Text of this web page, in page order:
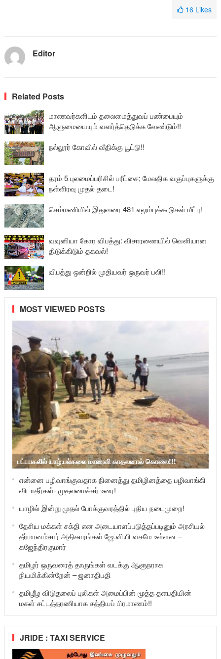
16 Likes
Editor
Related Posts
மாணவர்களிடம் தலைமைத்துவப் பண்பையும்
ஆளுமையையும் வளர்த்தெடுக்க வேண்டும்!!
நல்லூர் கோவில் வீதிக்கு பூட்டு!!
தரம் 5 புலமைப்பரிசில் பரீட்சை; மேலதிக வகுப்புகளுக்கு
நள்ளிரவு முதல் தடை!
செம்மணியில் இதுவரை 481 எலும்புக்கூடுகள் மீட்பு!
வவுனியா கோர விபத்து: விசாரணையில் வௌியான
திடுக்கிடும் தகவல்!
விபத்து ஒன்றில் முதியவர் ஒருவர் பலி!!
MOST VIEWED POSTS
பட்டபகலில் யாழ்.பல்கலை மாணவி காதலனால் கொலை!!!
என்னை பழிவாங்குவதாக நினைத்து தமிழினத்தை பழிவாங்கி
விடாதீர்கள்- முதலமைச்சர் உரை!
யாழில் இன்று முதல் போக்குவரத்தில் புதிய நடைமுறை!
தேசிய மக்கள் சக்தி என அடையாளப்படுத்தப்படினும் அரசியல்
தீர்மானம்சார் அதிகாரங்கள் ஜே.வி.பி வசமே உள்ளன –
கஜேந்திரகுமார்
தமிழர் ஒருவரைத் தாருங்கள் வடக்கு ஆளுநராக
நியமிக்கின்றேன் – ஜனாதிபதி
தமிழீழ விடுதலைப் புலிகள் அமைப்பின் மூத்த தளபதியின்
மகள் சட்டத்தரணியாக சத்தியப் பிரமாணம்!!
JRIDE : TAXI SERVICE